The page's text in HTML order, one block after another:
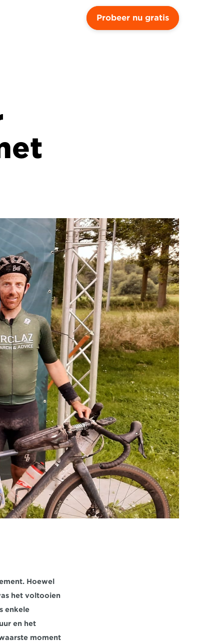
Probeer nu gratis
Hoewel
het voltooien
enkele
en het
moment